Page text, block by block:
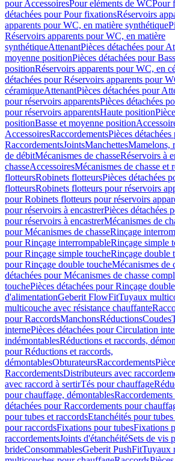
pour AccessoiresPour eléments de WCPour
détachées pour Pour fixationsRéservoirs
apparents pour WC, en matière synthétique
Réservoirs apparents pour WC, en matière
synthétiqueAttenantPièces détachées pour
moyenne positionPièces détachées pour
positionRéservoirs apparents pour WC, en
détachées pour Réservoirs apparents pour
céramiqueAttenantPièces détachées pour
pour réservoirs apparentsPièces détachées
pour réservoirs apparentsHaute position
positionBasse et moyenne position
AccessoiresRaccordementsPièces détachées
RaccordementsJointsManchettesMamelons,
de débitMécanismes de chasseRéservoirs à
chasseAccessoiresMécanismes de chasse et
flotteursRobinets flotteursPièces détachées
flotteursRobinets flotteurs pour réservoirs
pour Robinets flotteurs pour réservoirs
pour réservoirs à encastrerPièces détachées
pour réservoirs à encastrerMécanismes de
pour Mécanismes de chasseRinçage
pour Rinçage interrompableRinçage simple
pour Rinçage simple toucheRinçage double
pour Rinçage double toucheMécanismes de
détachées pour Mécanismes de chasse
touchePièces détachées pour Rinçage
d'alimentationGeberit FlowFitTuyaux
multicouche avec résistance chauffante
pour RaccordsManchonsRéductionsCoudes
internePièces détachées pour Circulation
indémontablesRéductions et raccords,
pour Réductions et raccords,
démontablesObturateursRaccordements
RaccordementsDistributeurs avec
avec raccord à sertirTés pour chauffage
pour chauffage, démontables
détachées pour Raccordements pour
pour tubes et raccordsEtanchéités pour
pour raccordsFixations pour tubesFixations
raccordementsJoints d'étanchéitéSets de vis
brideConsommablesGeberit PushFitTuyaux